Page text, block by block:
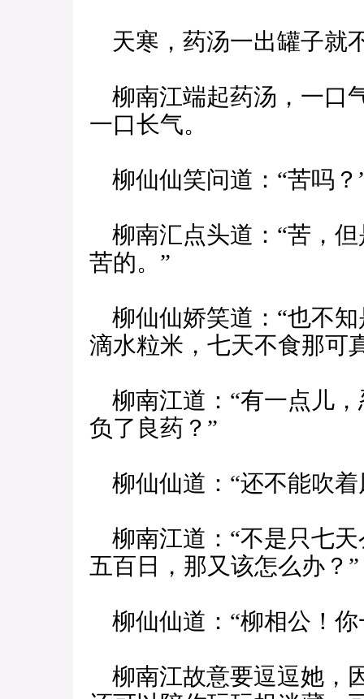
天寒，药汤一出罐子就
柳南江端起药汤，一口
一口长气。
柳仙仙笑问道：“苦吗？
柳南汇点头道：“苦，
苦的。”
柳仙仙娇笑道：“也不知
滴水粒米，七天不食那可
柳南江道：“有一点儿
负了良药？”
柳仙仙道：“还不能吹着
柳南江道：“不是只七
五百日，那又该怎么办？”
柳仙仙道：“柳相公！你
柳南江故意要逗逗她，